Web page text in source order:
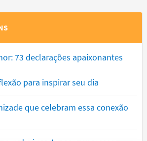
73 declarações apaixonantes
para inspirar seu dia
que celebram essa conexão